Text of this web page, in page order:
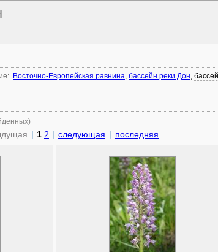
Восточно-Европейская равнина, бассейн реки Дон,
| 1 2 | следующая | последняя